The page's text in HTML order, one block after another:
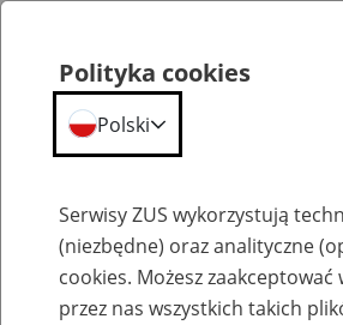
Polityka cookies
Polski
Serwisy ZUS wykorzystują
(niezbędne) oraz analityczne
cookies. Możesz
przez nas wszystkich takich